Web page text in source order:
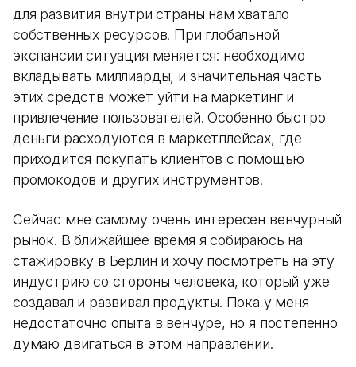
для развития внутри страны нам хватало
собственных ресурсов. При глобальной
экспансии ситуация меняется: необходимо
вкладывать миллиарды, и значительная часть
этих средств может уйти на маркетинг и
привлечение пользователей. Особенно быстро
деньги расходуются в маркетплейсах, где
приходится покупать клиентов с помощью
промокодов и других инструментов.
Сейчас мне самому очень интересен венчурный
рынок. В ближайшее время я собираюсь на
стажировку в Берлин и хочу посмотреть на эту
индустрию со стороны человека, который уже
создавал и развивал продукты. Пока у меня
недостаточно опыта в венчуре, но я постепенно
думаю двигаться в этом направлении.